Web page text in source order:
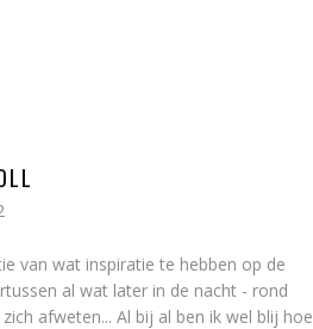
van wat inspiratie te hebben op de
al wat later in de nacht - rond
afweten... Al bij al ben ik wel blij hoe